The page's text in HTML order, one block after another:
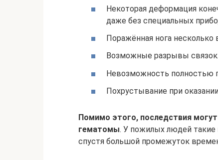
Некоторая деформация
даже без специальных
Поражённая нога несколько
Возможные разрывы связок.
Невозможность полностью
Похрустывание при
Помимо этого, последствия могут
гематомы. У пожилых людей такие
спустя большой промежуток